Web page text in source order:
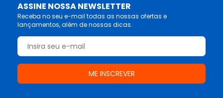
ASSINE NOSSA NEWSLETTER
Receba no seu e-mail todas as nossas ofertas e
lançamentos, além de nossas dicas.